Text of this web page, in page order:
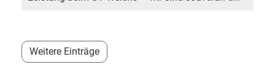
Weitere Einträge